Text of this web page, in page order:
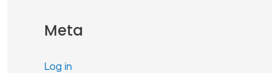
Meta
Log in